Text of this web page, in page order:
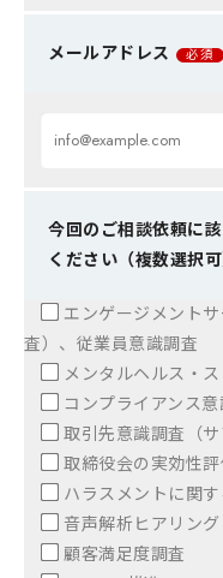
メールアドレス 必須
今回のご相談依頼に
ください（複数選択可
エンゲージメント
査）、従業員意識調査
メンタルヘルス・
コンプライアンス
取引先意識調査（サ
取締役会の実効性評
ハラスメントに関
音声解析ヒアリング
顧客満足度調査